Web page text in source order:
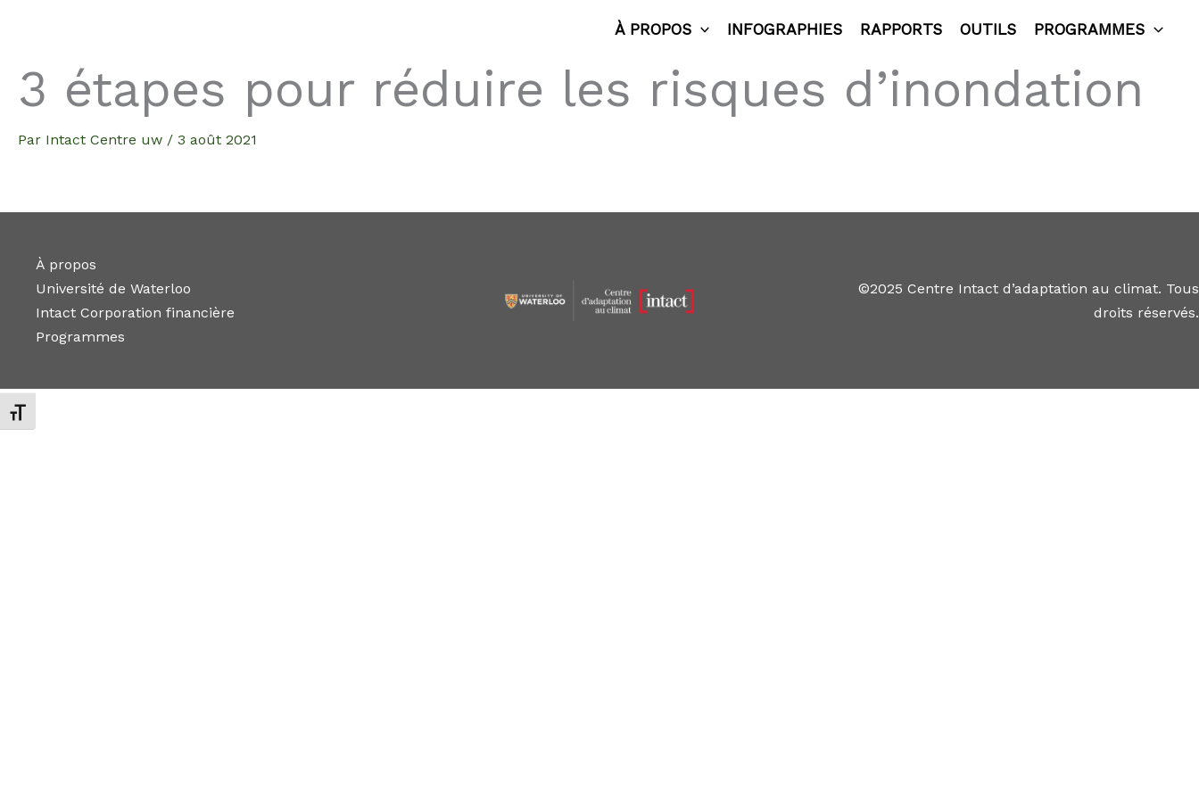
Changer la taille de la police
contenu
À PROPOS INFOGRAPHIES RAPPORTS OUTILS PROGRAMMES
3 étapes pour réduire les risques d’inondation
Par Intact Centre uw / 3 août 2021
À propos
Université de Waterloo
Intact Corporation financière
Programmes
©2025 Centre Intact d’adaptation au climat. Tous
droits réservés.